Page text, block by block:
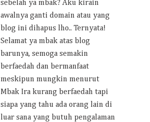
sebelah ya mbak? Aku kirain
awalnya ganti domain atau yang
blog ini dihapus lho.. Ternyata!
Selamat ya mbak atas blog
barunya, semoga semakin
berfaedah dan bermanfaat
meskipun mungkin menurut
Mbak Ira kurang berfaedah tapi
siapa yang tahu ada orang lain di
luar sana yang butuh pengalaman